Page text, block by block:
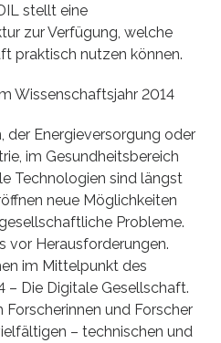
stellt eine
zur Verfügung, welche
praktisch nutzen können.
Wissenschaftsjahr 2014
der Energieversorgung oder
im Gesundheitsbereich
Technologien sind längst
neue Möglichkeiten
Probleme.
vor Herausforderungen.
im Mittelpunkt des
– Die Digitale Gesellschaft.
und Forscher
– technischen und